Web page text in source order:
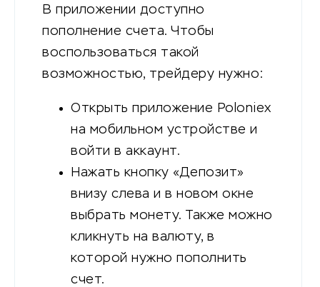
В приложении доступно
пополнение счета. Чтобы
воспользоваться такой
возможностью, трейдеру нужно:
Открыть приложение Poloniex
на мобильном устройстве и
войти в аккаунт.
Нажать кнопку «Депозит»
внизу слева и в новом окне
выбрать монету. Также можно
кликнуть на валюту, в
которой нужно пополнить
счет.